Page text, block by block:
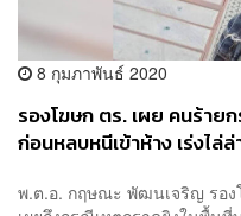
8 กุมภาพันธ์ 2020
รองโฆษก ตร. เผย คนร้าย
ก่อนหลบหนีเข้าห้าง เร่งไล่
พ.ต.อ. กฤษณะ พัฒนเจริญ รอง